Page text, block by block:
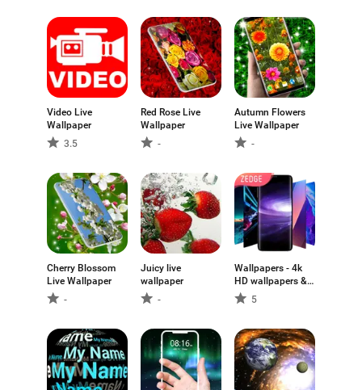
Video Live
Wallpaper
3.5
Red Rose Live
Wallpaper
-
Autumn Flowers
Live Wallpaper
-
Cherry Blossom
Live Wallpaper
-
Juicy live
wallpaper
-
Wallpapers - 4k
HD wallpapers &
background
5